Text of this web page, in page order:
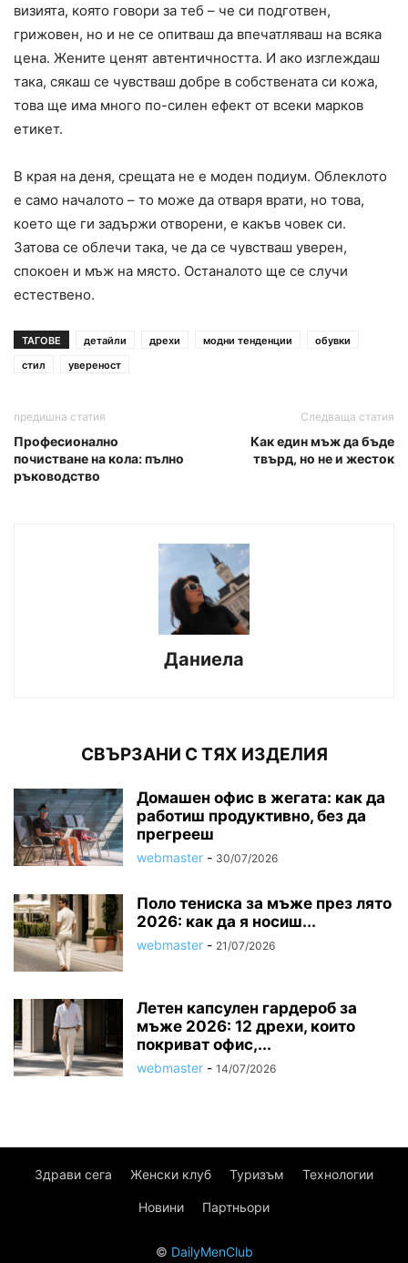
визията, която говори за теб – че си подготвен,
грижовен, но и не се опитваш да впечатляваш на всяка
цена. Жените ценят автентичността. И ако изглеждаш
така, сякаш се чувстваш добре в собствената си кожа,
това ще има много по-силен ефект от всеки марков
етикет.
В края на деня, срещата не е моден подиум. Облеклото
е само началото – то може да отваря врати, но това,
което ще ги задържи отворени, е какъв човек си.
Затова се облечи така, че да се чувстваш уверен,
спокоен и мъж на място. Останалото ще се случи
естествено.
ТАГОВЕ детайли дрехи модни тенденции
обувки
стил
увереност
предишна статия
Професионално
почистване на кола: пълно
ръководство
Следваща статия
Как един мъж да бъде
твърд, но не и жесток
Даниела
СВЪРЗАНИ С ТЯХ ИЗДЕЛИЯ
Домашен офис в жегата: как да
работиш продуктивно, без да
прегрееш
webmaster - 30/07/2026
Поло тениска за мъже през лято
2026: как да я носиш...
webmaster - 21/07/2026
Летен капсулен гардероб за
мъже 2026: 12 дрехи, които
покриват офис,...
webmaster - 14/07/2026
Здрави сега Женски клуб Туризъм Технологии
Новини Партньори
© DailyMenClub